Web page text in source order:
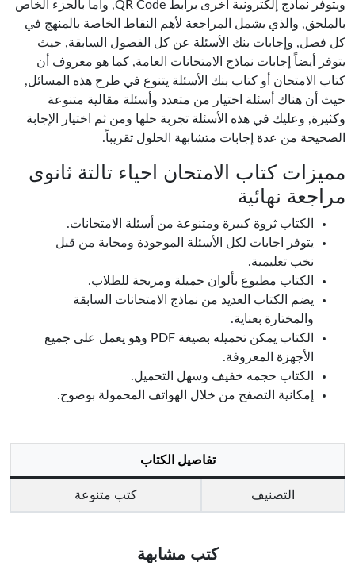
ويتوفر نماذج إلكترونية أخرى برابط QR Code, وأما بالجزء الخاص
بالملحق, والذي يشمل المراجعة لأهم النقاط الخاصة بالمنهج في
كل فصل, وإجابات بنك الأسئلة عن كل الفصول السابقة, حيث
يتوفر أيضاً إجابات نماذج الامتحانات العامة, كما هو معروف أن
كتاب الامتحان أو كتاب بنك الأسئلة يتنوع في طرح هذه المسائل,
حيث أن هناك أسئلة اختيار من متعدد وأسئلة مقالية متنوعة
وكثيرة, وعليك في هذه الأسئلة تجربة حلها ومن ثم اختيار الإجابة
الصحيحة من عدة إجابات متشابهة الحلول تقريباً.
مميزات كتاب الامتحان احياء تالتة ثانوى
مراجعة نهائية
الكتاب ثروة كبيرة ومتنوعة من أسئلة الامتحانات.
يتوفر اجابات لكل الأسئلة الموجودة ومجابة من قبل
نخب تعليمية.
الكتاب مطبوع بألوان جميلة ومريحة للطلاب.
يضم الكتاب العديد من نماذج الامتحانات السابقة
والمختارة بعناية.
الكتاب يمكن تحميله بصيغة PDF وهو يعمل على جميع
الأجهزة المعروفة.
الكتاب حجمه خفيف وسهل التحميل.
إمكانية التصفح من خلال الهواتف المحمولة بوضوح.
تفاصيل الكتاب
التصنيف كتب متنوعة
كتب مشابهة